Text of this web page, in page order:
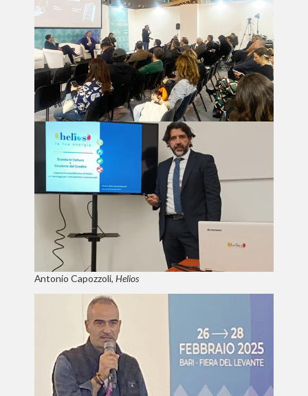
Antonio Capozzoli, Helios